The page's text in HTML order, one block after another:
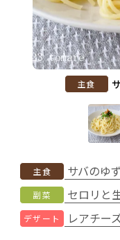
主食
主食 サバのゆ
副菜 セロリと
デザート レアチー